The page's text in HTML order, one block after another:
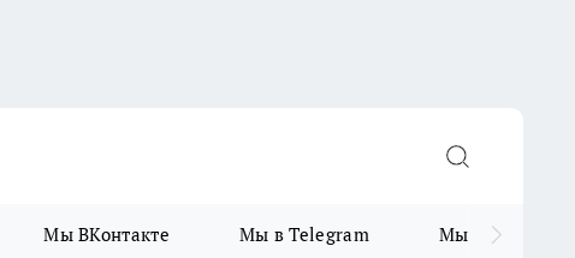
Мы ВКонтакте Мы в Telegram Мы в MAX